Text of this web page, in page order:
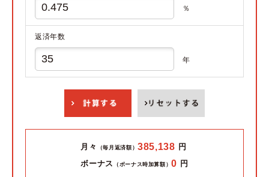
％
返済年数
年
月々 （毎月返済額）385,138 円
ボーナス
（ボーナス時加算額）0 円